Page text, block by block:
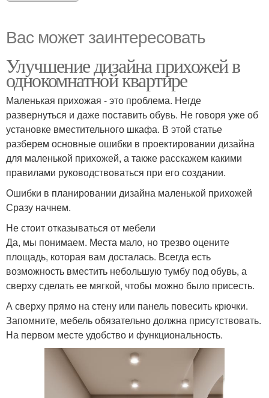
Вас может заинтересовать
Улучшение дизайна прихожей в
однокомнатной квартире
Маленькая прихожая - это проблема. Негде
развернуться и даже поставить обувь. Не говоря уже об
установке вместительного шкафа. В этой статье
разберем основные ошибки в проектировании дизайна
для маленькой прихожей, а также расскажем какими
правилами руководствоваться при его создании.
Ошибки в планировании дизайна маленькой прихожей
Сразу начнем.
Не стоит отказываться от мебели
Да, мы понимаем. Места мало, но трезво оцените
площадь, которая вам досталась. Всегда есть
возможность вместить небольшую тумбу под обувь, а
сверху сделать ее мягкой, чтобы можно было присесть.
А сверху прямо на стену или панель повесить крючки.
Запомните, мебель обязательно должна присутствовать.
На первом месте удобство и функциональность.